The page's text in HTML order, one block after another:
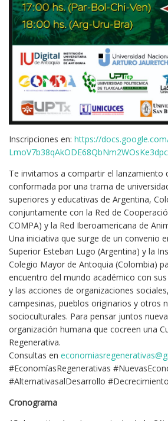
Inscripciones en: https://
Te invitamos a compartir el lanzamiento
conformada por una trama de
superiores y educativas de Argentina,
conjuntamente con la Red de
COMPA) y la Red Iberoamericana de
Una iniciativa que surge de un convenio
Superior Esteban Lugo (Argentina) y la
Colegio Mayor de Antoquia (Colombia)
encuentro del mundo académico con
y las acciones de organizaciones
campesinas, pueblos originarios y otros
socioculturales. Para pensar juntos
organización humana que cocreen una
Regenerativa.
Consultas en
#EconomíasRegenerativas
#AlternativasalDesarrollo
Cronograma